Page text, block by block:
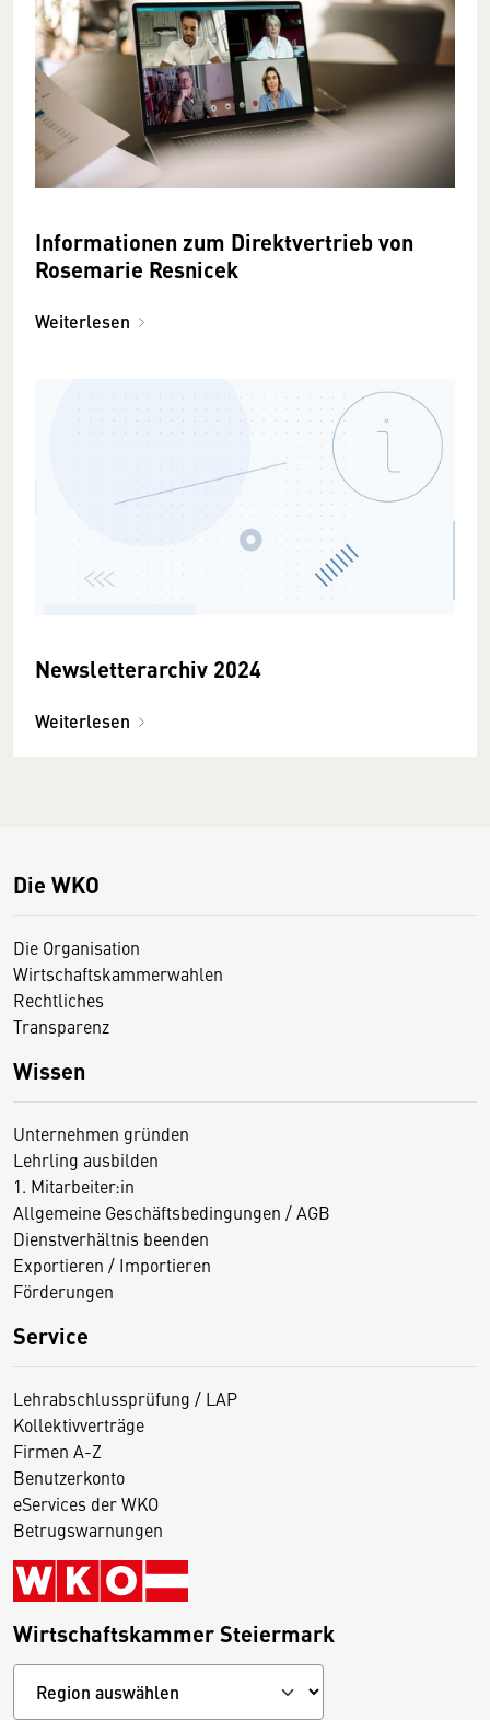
Informationen zum Direktvertrieb von
Rosemarie Resnicek
Weiterlesen
Newsletterarchiv 2024
Weiterlesen
Die WKO
Die Organisation
Wirtschaftskammerwahlen
Rechtliches
Transparenz
Wissen
Unternehmen gründen
Lehrling ausbilden
1. Mitarbeiter:in
Allgemeine Geschäftsbedingungen / AGB
Dienstverhältnis beenden
Exportieren / Importieren
Förderungen
Service
Lehrabschlussprüfung / LAP
Kollektivverträge
Firmen A-Z
Benutzerkonto
eServices der WKO
Betrugswarnungen
Wirtschaftskammer Steiermark